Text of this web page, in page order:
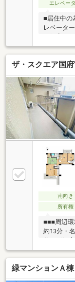
エレベー
■居住中の
レベータ
稲沢西中
で徒歩約6
ン・資金
い！お借
ください
します／
ザ・スクエア国府
南向き
所有権
■■■周辺
約13分・
おすすめ
能の好立
る間取り
完備で毎
緑マンションＡ棟